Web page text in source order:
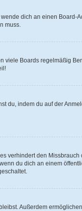
dich an einen Board-
muss.
viele Boards regelmäßig
du, indem du auf der
verhindert den
du dich an einem
Außerdem